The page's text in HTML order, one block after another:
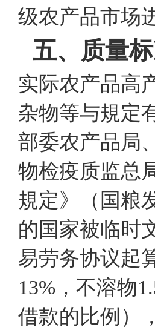
级农产品市场
五、质量
实际农产品高
杂物等与規定
部委农产品局
物检疫质监总
規定》（国粮
的国家被临时
易劳务协议起
13%，不溶物
借款的比例）